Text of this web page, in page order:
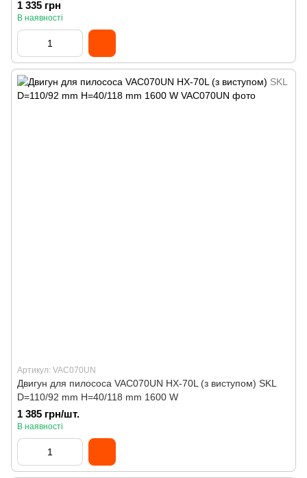
1 335 грн
В наявності
Артикул: VAC070UN
Двигун для пилососа VAC070UN HX-70L (з виступом) SKL
D=110/92 mm H=40/118 mm 1600 W
1 385 грн/шт.
В наявності